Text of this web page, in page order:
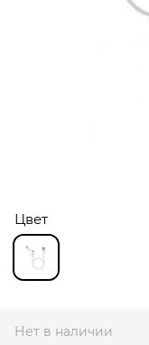
Цвет
Нет в наличии